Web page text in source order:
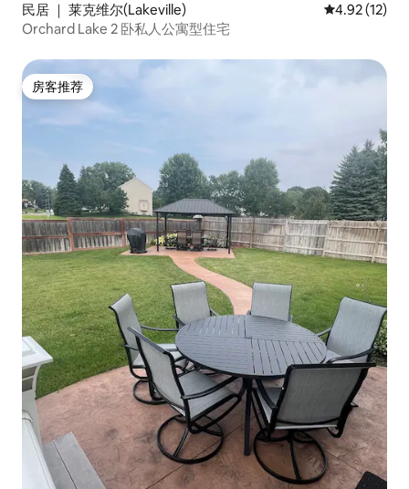
民居 ｜ 莱克维尔(Lakeville) 平均评分
4.92 (12)
Orchard Lake 2 卧私人公寓型住宅
房客推荐
房客推荐